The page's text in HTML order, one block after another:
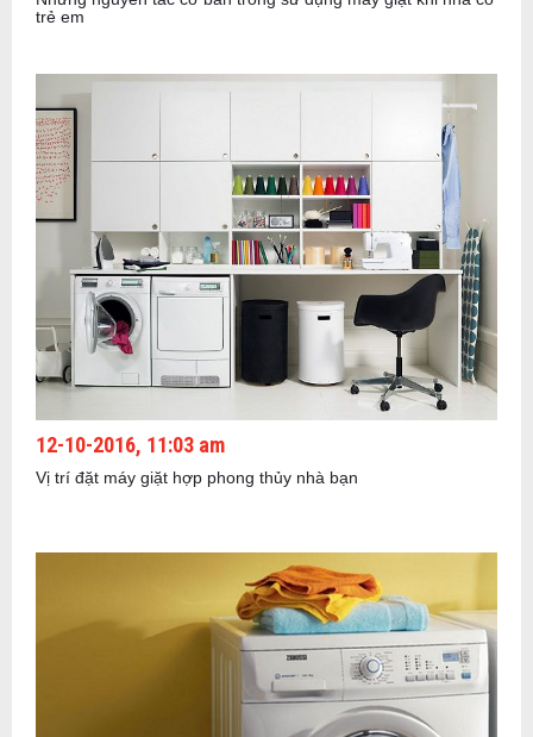
trẻ em
12-10-2016, 11:03 am
Vị trí đặt máy giặt hợp phong thủy nhà bạn